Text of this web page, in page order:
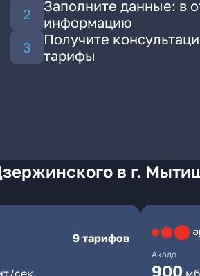
Заполните данные: в
информацию
Получите
тарифы
в г.
9 тарифов
сек
Акадо
900